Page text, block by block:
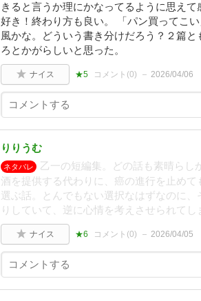
きると言うか理にかなってるように思え
好き！終わり方も良い。 「パン買ってこ
風かな。どういう書き分けだろう？２篇
ろとかがらしいと思った。
ナイス ★5 コメント(0) 2026/04/06
りりうむ
ネタバレ
乙一の短編集。どの話も素晴らし
酒を提供する代わりに、癌の進行を止め
選ぶ話。とんでもない選択なはずなのに
りしていて、逆に心情を考えさせられてし
ナイス ★6 コメント(0) 2026/04/05